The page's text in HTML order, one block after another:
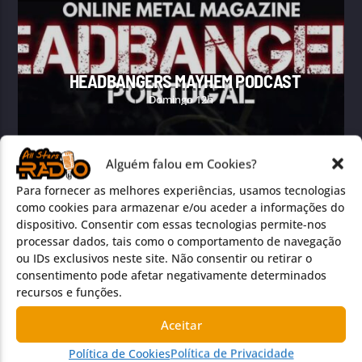
Alguém falou em Cookies?
Para fornecer as melhores experiências, usamos tecnologias
como cookies para armazenar e/ou aceder a informações do
dispositivo. Consentir com essas tecnologias permite-nos
processar dados, tais como o comportamento de navegação
ou IDs exclusivos neste site. Não consentir ou retirar o
consentimento pode afetar negativamente determinados
recursos e funções.
Aceitar
Política de CookiesPolítica de Privacidade
HEADBANGERS MAYHEM PODCAST
Domingo 12h
ALTERNATIVE METAL BLACK METAL
CROSSOVER
CROSSOVER HARDCORE
CROSSOVER THRASH
CRUST PUNK
DEATH METAL
EXTREME METAL
GRINDCORE
GROOVE METAL
HARD METAL
FORÇA BRUTA (REPOSIÇÃO)
Metal & Hard N' Heavy na All Stars Radio